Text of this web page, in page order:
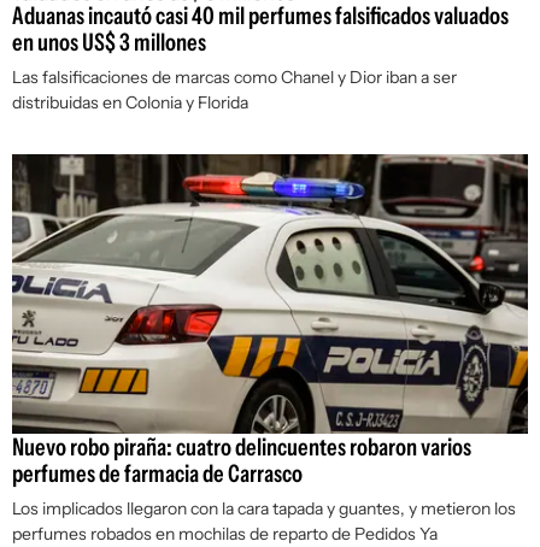
Aduanas incautó casi 40 mil perfumes falsificados valuados
en unos US$ 3 millones
Las falsificaciones de marcas como Chanel y Dior iban a ser
distribuidas en Colonia y Florida
Nuevo robo piraña: cuatro delincuentes robaron varios
perfumes de farmacia de Carrasco
Los implicados llegaron con la cara tapada y guantes, y metieron los
perfumes robados en mochilas de reparto de Pedidos Ya